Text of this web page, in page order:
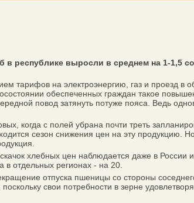
республике выросли в среднем на 1-1,5
на электроэнергию, газ и проезд в
обеспеченных граждан такое
повод затянуть потуже пояса. Ведь
когда с полей убрана почти треть
сезон снижения цен на эту продукцию.
хлебных цен наблюдается даже в России
отдельных регионах - на 20.
отпуска пшеницы со стороны
свои потребности в зерне